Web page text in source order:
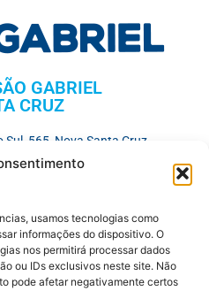
usamos tecnologias como
informações do dispositivo. O
nos permitirá processar dados
ou IDs exclusivos neste site. Não
pode afetar negativamente certos
GABRIEL
CRUZ
Sul, 565, Nova Santa Cruz
3731-3675
SÃO GABRIEL
752, Maurício de Nassau
7250
MÉDICO